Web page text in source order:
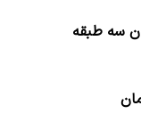
سه طبقه